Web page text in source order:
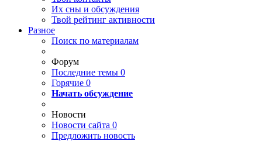
Их сны и обсуждения
Твой рейтинг активности
Разное
Поиск по материалам
Форум
Последние темы 0
Горячие 0
Начать обсуждение
Новости
Новости сайта 0
Предложить новость